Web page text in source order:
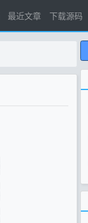
最近文章 下载源码